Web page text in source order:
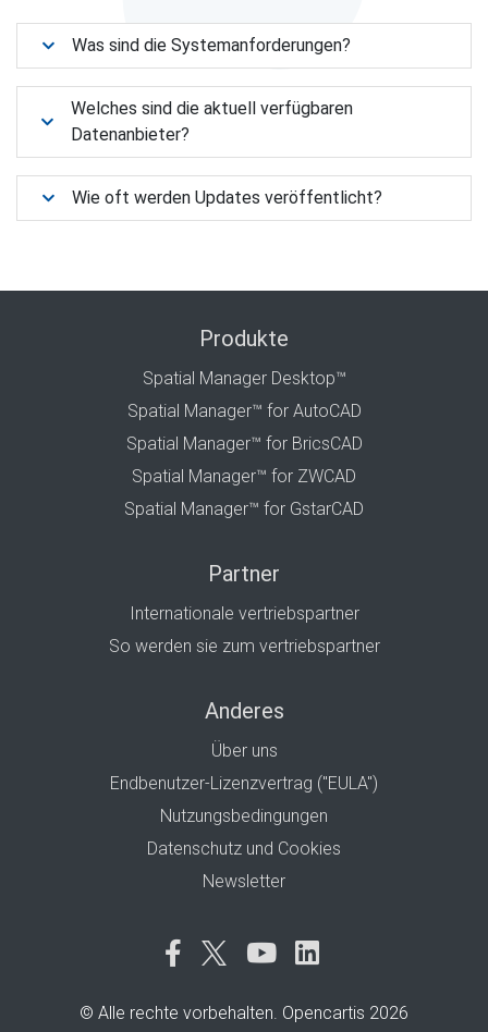
Was sind die Systemanforderungen?
Welches sind die aktuell verfügbaren
Datenanbieter?
Wie oft werden Updates veröffentlicht?
Produkte
Spatial Manager Desktop™
Spatial Manager™ for AutoCAD
Spatial Manager™ for BricsCAD
Spatial Manager™ for ZWCAD
Spatial Manager™ for GstarCAD
Partner
Internationale vertriebspartner
So werden sie zum vertriebspartner
Anderes
Über uns
Endbenutzer-Lizenzvertrag ("EULA")
Nutzungsbedingungen
Datenschutz und Cookies
Newsletter
© Alle rechte vorbehalten. Opencartis 2026